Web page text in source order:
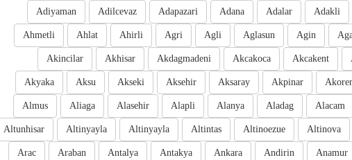
Adakli
Adalar
Adana
Adapazari
Adilcevaz
Adiyaman
Agin
Aglasun
Agli
Agri
Ahirli
Ahlat
Ahmetli
Akcakent
Akcakoca
Akdagmadeni
Akhisar
Akincilar
Akpinar
Aksaray
Aksehir
Akseki
Aksu
Akyaka
Alacam
Aladag
Alanya
Alapli
Alasehir
Aliaga
Almus
Altinova
Altinoezue
Altintas
Altinyayla
Altinyayla
Altunhisar
Anamur
Andirin
Ankara
Antakya
Antalya
Araban
Arac